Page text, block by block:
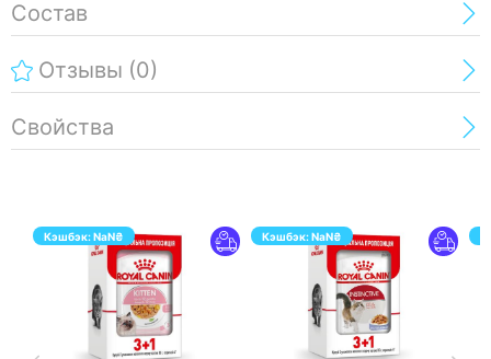
Состав
Отзывы (0)
Свойства
Кэшбэк:NaN₴
ПЕРЕЙТИ
Кэшбэк:NaN₴
ПЕРЕЙТИ